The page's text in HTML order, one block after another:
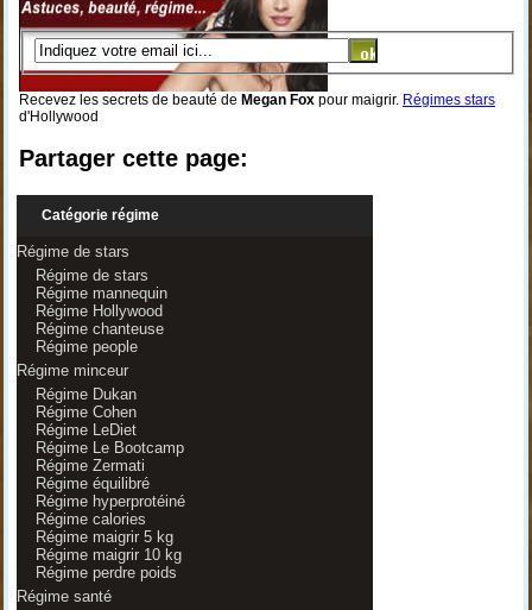
Recevez les secrets de beauté de Megan Foxpour maigrir. Régimes stars
d'Hollywood
Partager cette page:
Catégorie régime
Régime de stars
Régime de stars
Régime mannequin
Régime Hollywood
Régime chanteuse
Régime people
Régime minceur
Régime Dukan
Régime Cohen
Régime LeDiet
Régime Le Bootcamp
Régime Zermati
Régime équilibré
Régime hyperprotéiné
Régime calories
Régime maigrir 5 kg
Régime maigrir 10 kg
Régime perdre poids
Régime santé